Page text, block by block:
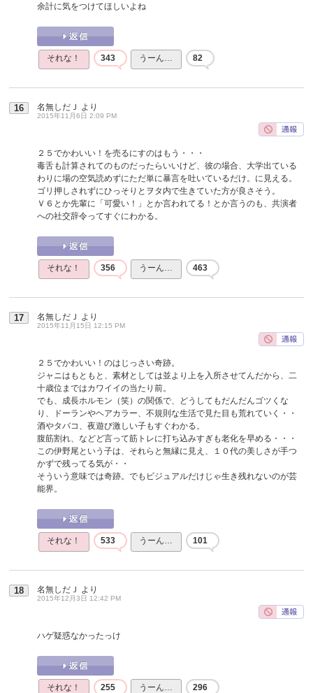
余計に気をつけてほしいよね
それな！ 343 うーん… 82
16 名無しだＪ より
2015年11月6日 2:09 PM
２５でかわいい！を売るにすのはもう・・・
毒舌も計算されてのものだったらいいけど、彼の場合、大学出ている
わりに場の空気読めずにただ単に暴言を吐いているだけ。に見える。
ゴリ押しされずにひっそりとヲタ内で生きていた方が良さそう。
Ｖ６とか先輩に「可愛い！」とか言われてる！とか言うのも、共演者
への社交辞令ってすぐにわかる。
それな！ 356 うーん… 463
17 名無しだＪ より
2015年11月15日 12:15 PM
２５でかわいい！のはじっさい奇跡。
ジャニはもともと、素材としては並より上を入所させてんだから、二
十歳位まではカワイイの当たり前。
でも、成長ホルモン（笑）の関係で、どうしてもだんだんゴツくな
り、ドーランやヘアカラー、不規則な生活で見た目も荒れていく・・
酒やタバコ、夜遊び激しい子もすぐわかる。
腹筋割れ、などど言って筋トレに打ち込みすぎも老化を早める・・・
この伊野尾という子は、それらと無縁に見え、１０代の美しさが手つ
かずで残ってる気が・・
そういう意味では奇跡。でもビジュアルだけじゃ生き残れないのが芸
能界。
それな！ 533 うーん… 101
18 名無しだＪ より
2015年12月3日 12:42 PM
ハゲ疑惑なかったっけ
それな！ 255 うーん… 296